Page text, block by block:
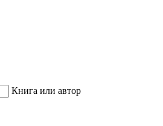
Книга или автор